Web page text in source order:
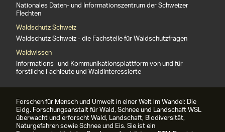
Nationales Daten- und Informationszentrum der Schweizer
Flechten
Waldschutz Schweiz
Waldschutz Schweiz - die Fachstelle für Waldschutzfragen
Waldwissen
Informations- und Kommunikationsplattform von und für
forstliche Fachleute und Waldinteressierte
Forschen für Mensch und Umwelt in einer Welt im Wandel: Die
Eidg. Forschungsanstalt für Wald, Schnee und Landschaft WSL
überwacht und erforscht Wald, Landschaft, Biodiversität,
Naturgefahren sowie Schnee und Eis. Sie ist ein